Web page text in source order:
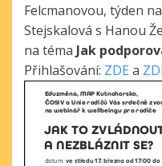
Felcmanovou, týden
Stejskalová s Hanou
na téma Jak
Přihlašování: ZDE a